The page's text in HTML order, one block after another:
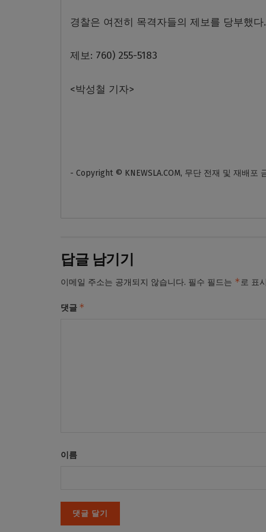
경찰은 여전히 목격자들의 제보를 당부했다.
제보: 760) 255-5183
<박성철 기자>
- Copyright © KNEWSLA.COM, 무단 전재 및 재배포
답글 남기기
이메일 주소는 공개되지 않습니다. 필수 필드는 *로 표
댓글 *
이름